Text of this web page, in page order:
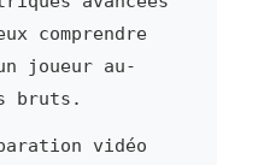
comprendre
joueur au-
bruts.
vidéo